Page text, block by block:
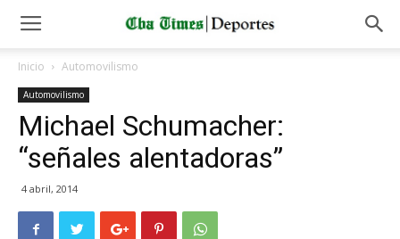
Inicio Automovilismo
Automovilismo
Michael Schumacher:
“señales alentadoras”
4 abril, 2014